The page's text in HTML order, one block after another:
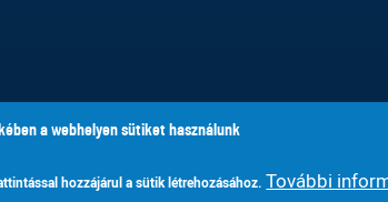
Óvoda, Általános Iskola, Gimnázium,
a webhelyen sütiket használunk
hozzájárul a sütik létrehozásához. További